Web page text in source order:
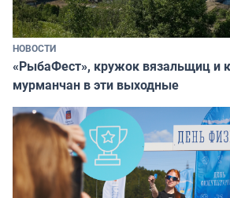
НОВОСТИ
«РыбаФест», кружок вязальщиц и
мурманчан в эти выходные